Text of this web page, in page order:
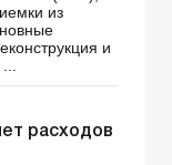
из
и
расходов